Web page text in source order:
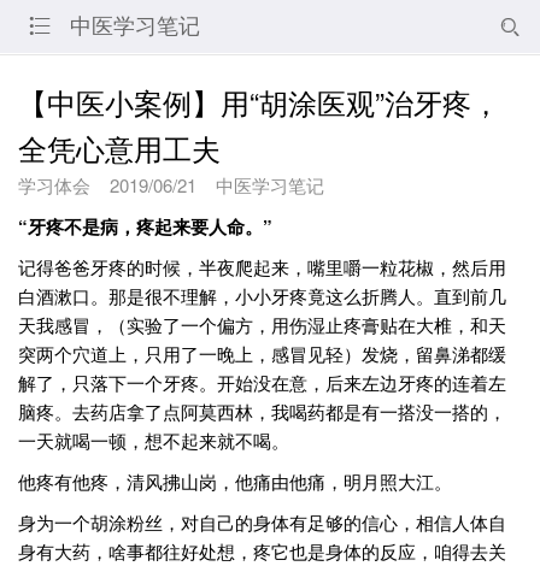
 中医学习笔记 
【中医小案例】用“胡涂医观”治牙疼，
全凭心意用工夫
学习体会 2019/06/21 中医学习笔记
“牙疼不是病，疼起来要人命。”
记得爸爸牙疼的时候，半夜爬起来，嘴里嚼一粒花椒，然后用
白酒漱口。那是很不理解，小小牙疼竟这么折腾人。直到前几
天我感冒，（实验了一个偏方，用伤湿止疼膏贴在大椎，和天
突两个穴道上，只用了一晚上，感冒见轻）发烧，留鼻涕都缓
解了，只落下一个牙疼。开始没在意，后来左边牙疼的连着左
脑疼。去药店拿了点阿莫西林，我喝药都是有一搭没一搭的，
一天就喝一顿，想不起来就不喝。
他疼有他疼，清风拂山岗，他痛由他痛，明月照大江。
身为一个胡涂粉丝，对自己的身体有足够的信心，相信人体自
身有大药，啥事都往好处想，疼它也是身体的反应，咱得去关